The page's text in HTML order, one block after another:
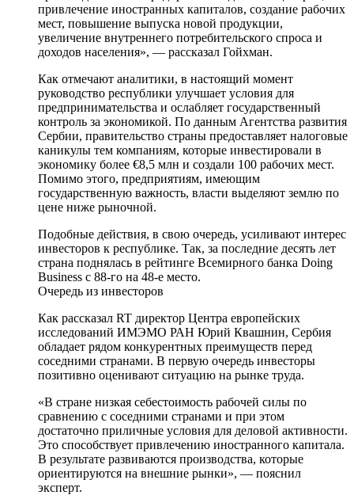
привлечение иностранных капиталов, создание рабочих
мест, повышение выпуска новой продукции,
увеличение внутреннего потребительского спроса и
доходов населения», — рассказал Гойхман.
Как отмечают аналитики, в настоящий момент
руководство республики улучшает условия для
предпринимательства и ослабляет государственный
контроль за экономикой. По данным Агентства развития
Сербии, правительство страны предоставляет налоговые
каникулы тем компаниям, которые инвестировали в
экономику более €8,5 млн и создали 100 рабочих мест.
Помимо этого, предприятиям, имеющим
государственную важность, власти выделяют землю по
цене ниже рыночной.
Подобные действия, в свою очередь, усиливают интерес
инвесторов к республике. Так, за последние десять лет
страна поднялась в рейтинге Всемирного банка Doing
Business с 88-го на 48-е место.
Очередь из инвесторов
Как рассказал RT директор Центра европейских
исследований ИМЭМО РАН Юрий Квашнин, Сербия
обладает рядом конкурентных преимуществ перед
соседними странами. В первую очередь инвесторы
позитивно оценивают ситуацию на рынке труда.
«В стране низкая себестоимость рабочей силы по
сравнению с соседними странами и при этом
достаточно приличные условия для деловой активности.
Это способствует привлечению иностранного капитала.
В результате развиваются производства, которые
ориентируются на внешние рынки», — пояснил
эксперт.